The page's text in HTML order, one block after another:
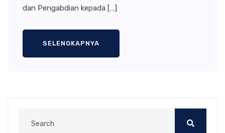
dan Pengabdian kepada […]
SELENGKAPNYA